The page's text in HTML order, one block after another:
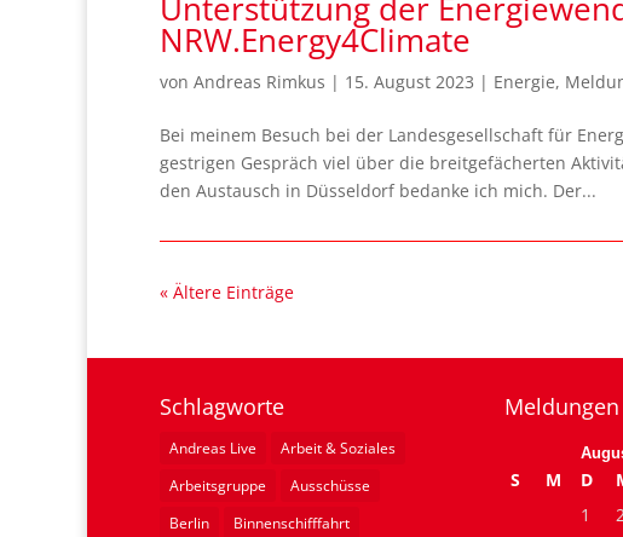
Unterstützung der
NRW.Energy4Climate
von Andreas Rimkus | 15. August 2023 | Energie,
Bei meinem Besuch bei der Landesgesellschaft für
gestrigen Gespräch viel über die breitgefächerten
den Austausch in Düsseldorf bedanke ich mich. Der...
« Ältere Einträge
Schlagworte
Andreas Live
Arbeit & Soziales
Arbeitsgruppe
Ausschüsse
Berlin
Binnenschifffahrt
S M D
1